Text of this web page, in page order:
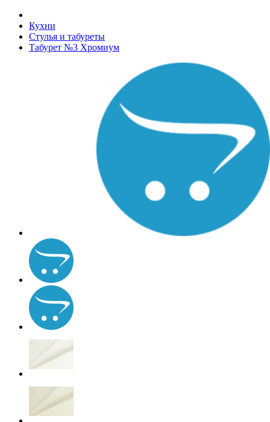
Кухни
Стулья и табуреты
Табурет №3 Хромиум